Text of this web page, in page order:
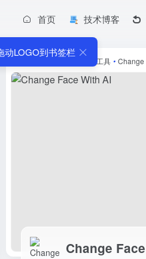
动LOGO到书签栏
首页 技术博客
AI图像工具 • Change
Change
由AI驱动的换脸工具，可以用于图片